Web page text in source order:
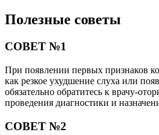
Полезные советы
СОВЕТ №1
При появлении первых признаков
как резкое ухудшение слуха или
обязательно обратитесь к врачу-
проведения диагностики и
СОВЕТ №2